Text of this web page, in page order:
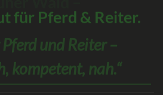
für Pferd & Reiter.
und Reiter –
kompetent, nah.